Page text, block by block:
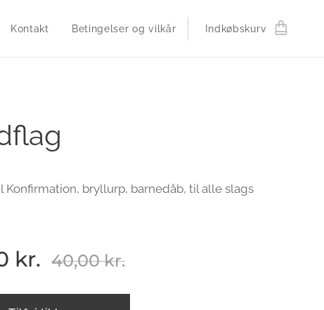
Kontakt Betingelser og vilkår Indkøbskurv
Konfirmation, bryllurp, barnedåb, til alle slags
kr. 40,00kr.